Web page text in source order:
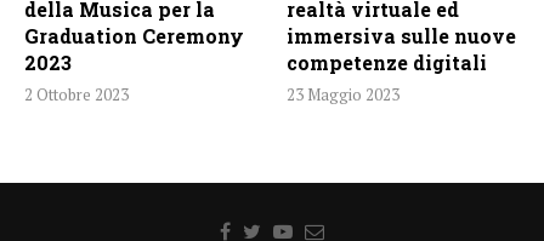
della Musica per la
Graduation Ceremony
2023
2 Ottobre 2023
realtà virtuale ed
immersiva sulle nuove
competenze digitali
23 Maggio 2023